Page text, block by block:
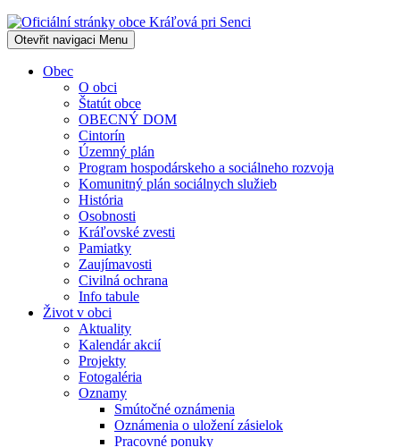
Otevřit navigaci Menu
Obec
O obci
Štatút obce
OBECNÝ DOM
Cintorín
Územný plán
Program hospodárskeho a sociálneho rozvoja
Komunitný plán sociálnych služieb
História
Osobnosti
Kráľovské zvesti
Pamiatky
Zaujímavosti
Civilná ochrana
Info tabule
Život v obci
Aktuality
Kalendár akcií
Projekty
Fotogaléria
Oznamy
Smútočné oznámenia
Oznámenia o uložení zásielok
Pracovné ponuky